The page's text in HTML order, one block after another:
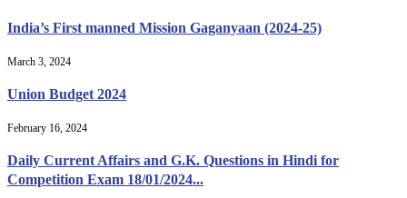
India’s First manned Mission Gaganyaan (2024-25)
March 3, 2024
Union Budget 2024
February 16, 2024
Daily Current Affairs and G.K. Questions in Hindi for
Competition Exam 18/01/2024...